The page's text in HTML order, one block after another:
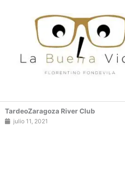
TardeoZaragoza River Club
julio 11, 2021